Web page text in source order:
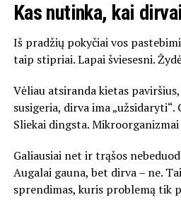
Kas nutinka, kai
Iš pradžių pokyčiai vos
taip stipriai. Lapai šviesesni.
Vėliau atsiranda kietas
susigeria, dirva ima „užsidaryti“.
Sliekai dingsta.
Galiausiai net ir trąšos
Augalai gauna, bet dirva – ne.
sprendimas, kuris problemą tik